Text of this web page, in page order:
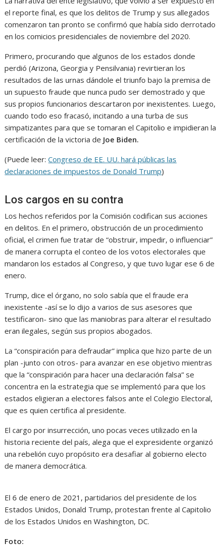
el reporte final, es que los delitos de Trump y sus allegados
comenzaron tan pronto se confirmó que había sido derrotado
en los comicios presidenciales de noviembre del 2020.
Primero, procurando que algunos de los estados donde
perdió (Arizona, Georgia y Pensilvania) revirtieran los
resultados de las urnas dándole el triunfo bajo la premisa de
un supuesto fraude que nunca pudo ser demostrado y que
sus propios funcionarios descartaron por inexistentes. Luego,
cuando todo eso fracasó, incitando a una turba de sus
simpatizantes para que se tomaran el Capitolio e impidieran la
certificación de la victoria de Joe Biden.
(Puede leer:Congreso de EE. UU. hará públicas las
declaraciones de impuestos de Donald Trump)
Los cargos en su contra
Los hechos referidos por la Comisión codifican sus acciones
en delitos. En el primero, obstrucción de un procedimiento
oficial, el crimen fue tratar de “obstruir, impedir, o influenciar”
de manera corrupta el conteo de los votos electorales que
mandaron los estados al Congreso, y que tuvo lugar ese 6 de
enero.
Trump, dice el órgano, no solo sabía que el fraude era
inexistente -así se lo dijo a varios de sus asesores que
testificaron- sino que las maniobras para alterar el resultado
eran ilegales, según sus propios abogados.
La “conspiración para defraudar” implica que hizo parte de un
plan -junto con otros- para avanzar en ese objetivo mientras
que la “conspiración para hacer una declaración falsa” se
concentra en la estrategia que se implementó para que los
estados eligieran a electores falsos ante el Colegio Electoral,
que es quien certifica al presidente.
El cargo por insurrección, uno pocas veces utilizado en la
historia reciente del país, alega que el expresidente organizó
una rebelión cuyo propósito era desafiar al gobierno electo
de manera democrática.
El 6 de enero de 2021, partidarios del presidente de los
Estados Unidos, Donald Trump, protestan frente al Capitolio
de los Estados Unidos en Washington, DC.
Foto: